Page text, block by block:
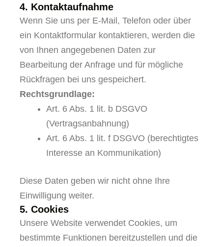
4. Kontaktaufnahme
Wenn Sie uns per E-Mail, Telefon oder über
ein Kontaktformular kontaktieren, werden die
von Ihnen angegebenen Daten zur
Bearbeitung der Anfrage und für mögliche
Rückfragen bei uns gespeichert.
Rechtsgrundlage:
Art. 6 Abs. 1 lit. b DSGVO
(Vertragsanbahnung)
Art. 6 Abs. 1 lit. f DSGVO (berechtigtes
Interesse an Kommunikation)
Diese Daten geben wir nicht ohne Ihre
Einwilligung weiter.
5. Cookies
Unsere Website verwendet Cookies, um
bestimmte Funktionen bereitzustellen und die